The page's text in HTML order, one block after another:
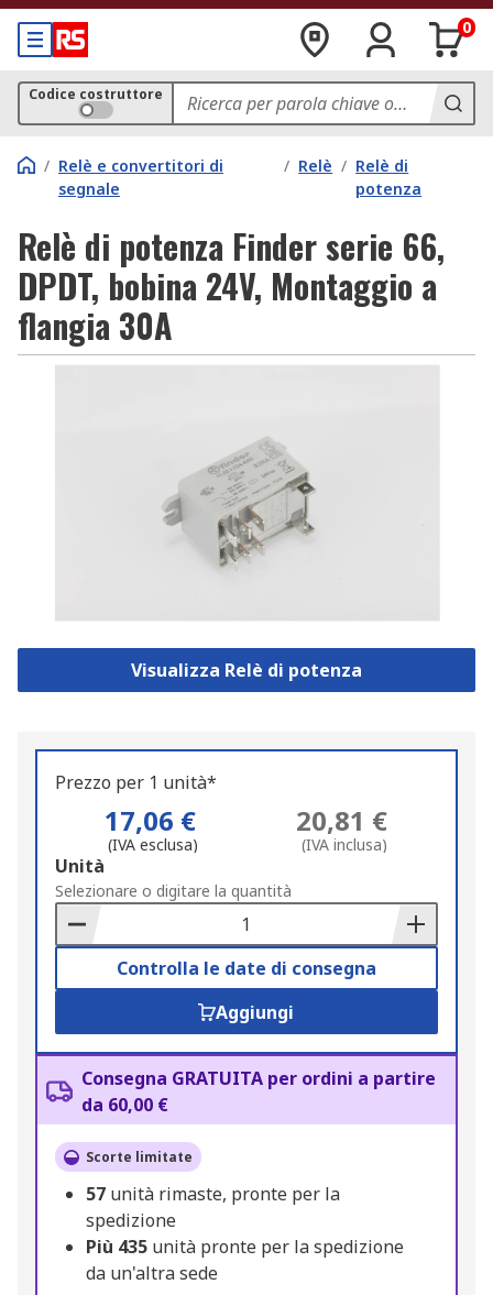
0
Codice costruttore
/ Relè e convertitori di
segnale
/ Relè / Relè di
potenza
Relè di potenza Finder serie 66,
DPDT, bobina 24V, Montaggio a
flangia 30A
Visualizza Relè di potenza
Prezzo per 1 unità*
17,06 €
(IVA esclusa)
20,81 €
(IVA inclusa)
Add
to
Basket
Unità
Selezionare o digitare la quantità
Controlla le date di consegna
Aggiungi
Consegna GRATUITA per ordini a partire
da 60,00 €
Scorte limitate
57 unità rimaste, pronte per la
spedizione
Più 435 unità pronte per la spedizione
da un'altra sede